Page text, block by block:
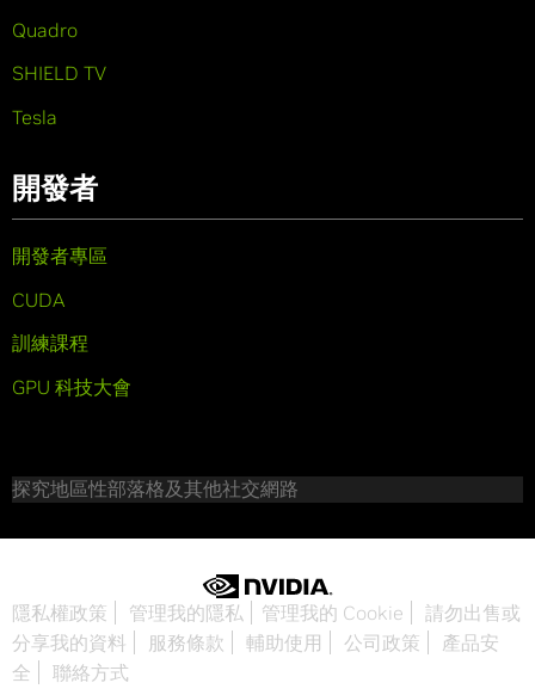
Quadro
SHIELD TV
Tesla
開發者
開發者專區
CUDA
訓練課程
GPU 科技大會
探究地區性部落格及其他社交網路
隱私權政策 管理我的隱私 管理我的 Cookie
請勿出售或
分享我的資料
服務條款 輔助使用 公司政策
產品安
全
聯絡方式